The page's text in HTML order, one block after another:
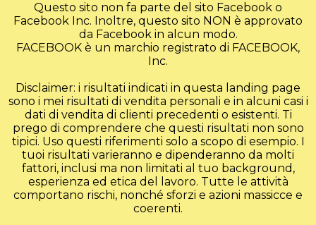
Questo sito non fa parte del sito Facebook o
Facebook Inc. Inoltre, questo sito NON è approvato
da Facebook in alcun modo.
FACEBOOK è un marchio registrato di FACEBOOK,
Inc.
Disclaimer: i risultati indicati in questa landing page
sono i mei risultati di vendita personali e in alcuni casi i
dati di vendita di clienti precedenti o esistenti. Ti
prego di comprendere che questi risultati non sono
tipici. Uso questi riferimenti solo a scopo di esempio. I
tuoi risultati varieranno e dipenderanno da molti
fattori, inclusi ma non limitati al tuo background,
esperienza ed etica del lavoro. Tutte le attività
comportano rischi, nonché sforzi e azioni massicce e
coerenti.